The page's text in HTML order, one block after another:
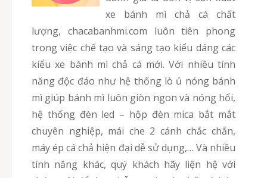
xe bánh mì chả cá chất
lượng, chacabanhmi.com luôn tiên phong
trong việc chế tạo và sáng tạo kiểu dáng các
kiểu xe bánh mì chả cá mới. Với nhiều tính
năng độc đáo như hệ thống lò ủ nóng bánh
mì giúp bánh mì luôn giòn ngon và nóng hổi,
hệ thống đèn led – hộp đèn mica bắt mắt
chuyên nghiệp, mái che 2 cánh chắc chắn,
máy ép cá chả hiện đại dễ sử dụng,… Và nhiều
tính năng khác, quý khách hãy liện hệ với